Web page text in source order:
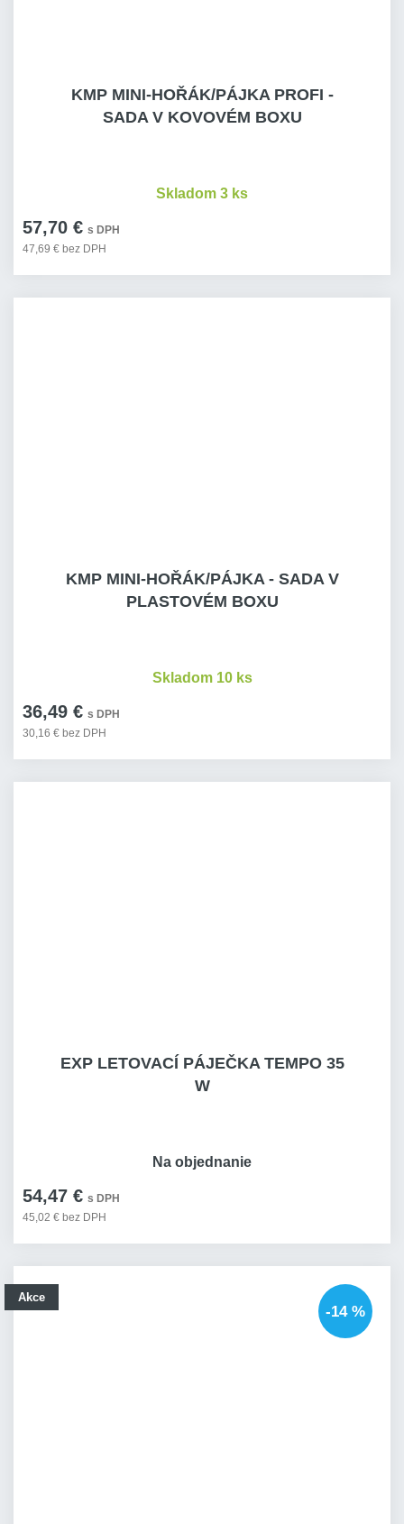
KMP MINI-HOŘÁK/PÁJKA PROFI -
SADA V KOVOVÉM BOXU
57,70 € s DPH
47,69 € bez DPH
Skladom 3 ks
KMP MINI-HOŘÁK/PÁJKA - SADA V
PLASTOVÉM BOXU
36,49 € s DPH
30,16 € bez DPH
Skladom 10 ks
EXP LETOVACÍ PÁJEČKA TEMPO 35
W
54,47 € s DPH
45,02 € bez DPH
Na objednanie
Akce
-14 %